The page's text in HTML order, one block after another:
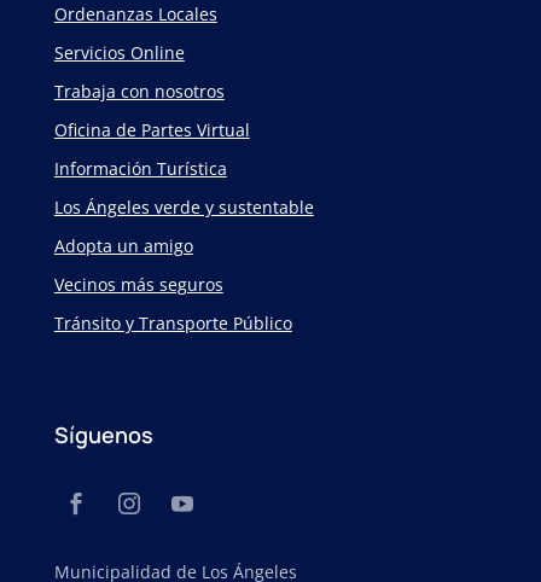
Ordenanzas Locales
Servicios Online
Trabaja con nosotros
Oficina de Partes Virtual
Información Turística
Los Ángeles verde y sustentable
Adopta un amigo
Vecinos más seguros
Tránsito y Transporte Público
Síguenos
Municipalidad de Los Ángeles